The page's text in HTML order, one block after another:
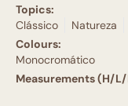
Topics:
Clássico
Natureza
Colours:
Monocromático
Measurements (H/